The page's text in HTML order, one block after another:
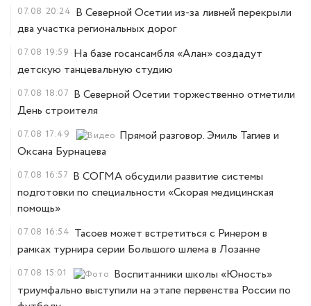
07.08 20:24 В Северной Осетии из-за ливней перекрыли
два участка региональных дорог
07.08 19:59 На базе госансамбля «Алан» создадут
детскую танцевальную студию
07.08 18:07 В Северной Осетии торжественно отметили
День строителя
07.08 17:49
Прямой разговор. Эмиль Тагиев и
Оксана Бурнацева
07.08 16:57 В СОГМА обсудили развитие системы
подготовки по специальности «Скорая медицинская
помощь»
07.08 16:54 Тасоев может встретиться с Ринером в
рамках турнира серии Большого шлема в Лозанне
07.08 15:01
Воспитанники школы «Юность»
триумфально выступили на этапе первенства России по